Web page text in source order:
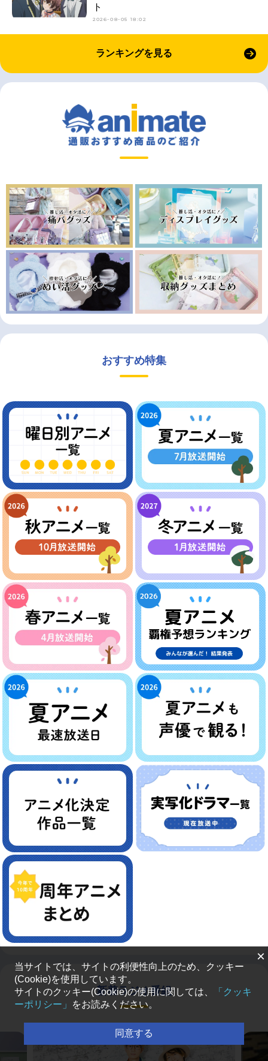
ト
2026-08-05 18:02
ランキングを見る
おすすめ特集
新着ラジオ番組
×
当サイトでは、サイトの利便性向上のため、クッキー
(Cookie)を使用しています。
サイトのクッキー(Cookie)の使用に関しては、
「クッキ
ーポリシー」
をお読みください。
同意する